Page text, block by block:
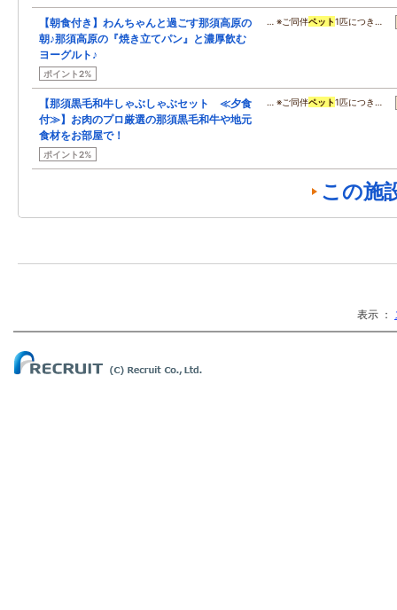
【朝食付き】わんちゃんと過ごす那須高原の
朝♪那須高原の『焼き立てパン』と濃厚飲む
ヨーグルト♪
ポイント2%
… ※ご同伴ペット1匹につき…
【那須黒毛和牛しゃぶしゃぶセット ≪夕食
付≫】お肉のプロ厳選の那須黒毛和牛や地元
食材をお部屋で！
ポイント2%
… ※ご同伴ペット1匹につき…
この施
表示 ：